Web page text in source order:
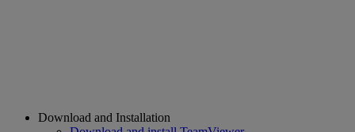
Download and Installation